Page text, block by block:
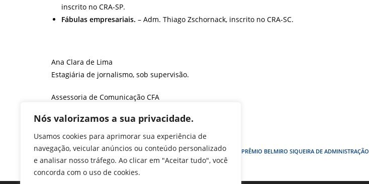
Nós valorizamos a sua privacidade.
Usamos cookies para aprimorar sua experiência de
navegação, veicular anúncios ou conteúdo personalizado
e analisar nosso tráfego. Ao clicar em "Aceitar tudo", você
concorda com o uso de cookies.
inscrito no CRA-SP.
Fábulas empresariais. – Adm. Thiago Zschornack, inscrito no CRA-SC.
Ana Clara de Lima
Estagiária de jornalismo, sob supervisão.
Assessoria de Comunicação CFA
F
a
c
e
T
w
itt
er
Li
n
k
e
W
h
at
s
M
e
ss
e
Pr
in
tF
ri
TAGS:ADMINISTRAÇÃO, CFA, CONSELHO FEDERAL DE ADMINISTRAÇÃO PRÊMIO BELMIRO SIQUEIRA DE ADMINISTRAÇÃO